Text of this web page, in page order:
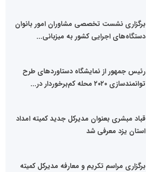
برگزاری نشست تخصصی مشاوران امور بانوان
دستگاه‌های اجرایی کشور به میزبانی...
رئیس جمهور از نمایشگاه دستاوردهای طرح
توانمندسازی ۲۰۲۰ محله کم‌برخوردار در...
قباد مبشری بعنوان مدیرکل جدید کمیته امداد
استان یزد معرفی شد
برگزاری مراسم تکریم و معارفه مدیرکل کمیته